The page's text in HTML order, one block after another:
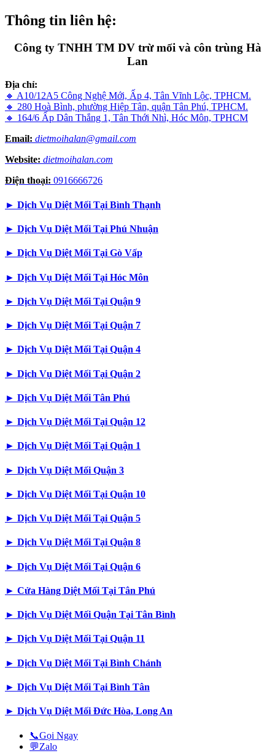
Thông tin liên hệ:
Công ty TNHH TM DV trừ mối và côn trùng Hà
Lan
Địa chỉ:
🔸 A10/12A5 Công Nghệ Mới, Ấp 4, Tân Vĩnh Lộc, TPHCM.
🔸 280 Hoà Bình, phường Hiệp Tân, quận Tân Phú, TPHCM.
🔸 164/6 Ấp Dân Thắng 1, Tân Thới Nhì, Hóc Môn, TPHCM
Email: dietmoihalan@gmail.com
Website: dietmoihalan.com
Điện thoại: 0916666726
► Dịch Vụ Diệt Mối Tại Bình Thạnh
► Dịch Vụ Diệt Mối Tại Phú Nhuận
► Dịch Vụ Diệt Mối Tại Gò Vấp
► Dịch Vụ Diệt Mối Tại Hóc Môn
► Dịch Vụ Diệt Mối Tại Quận 9
► Dịch Vụ Diệt Mối Tại Quận 7
► Dịch Vụ Diệt Mối Tại Quận 4
► Dịch Vụ Diệt Mối Tại Quận 2
► Dịch Vụ Diệt Mối Tân Phú
► Dịch Vụ Diệt Mối Tại Quận 12
► Dịch Vụ Diệt Mối Tại Quận 1
► Dịch Vụ Diệt Mối Quận 3
► Dịch Vụ Diệt Mối Tại Quận 10
► Dịch Vụ Diệt Mối Tại Quận 5
► Dịch Vụ Diệt Mối Tại Quận 8
► Dịch Vụ Diệt Mối Tại Quận 6
► Cửa Hàng Diệt Mối Tại Tân Phú
► Dịch Vụ Diệt Mối Quận Tại Tân Bình
► Dịch Vụ Diệt Mối Tại Quận 11
► Dịch Vụ Diệt Mối Tại Bình Chánh
► Dịch Vụ Diệt Mối Tại Bình Tân
► Dịch Vụ Diệt Mối Đức Hòa, Long An
📞Gọi Ngay
💬Zalo